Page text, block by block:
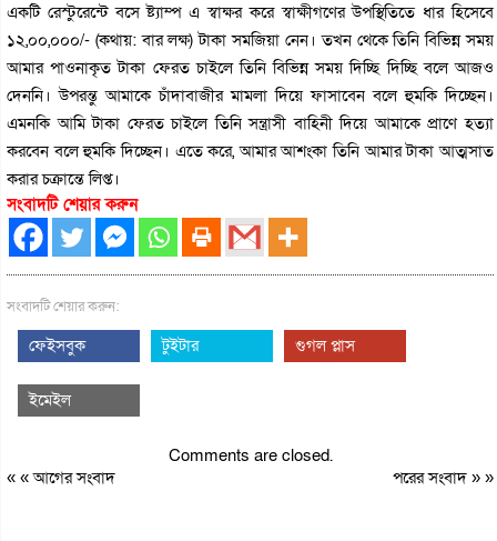
একটি রেস্টুরেন্টে বসে ষ্ট্যাম্প এ স্বাক্ষর করে স্বাক্ষীগণের উপস্থিতিতে ধার হিসেবে
১২,০০,০০০/- (কথায়: বার লক্ষ) টাকা সমজিয়া নেন। তখন থেকে তিনি বিভিন্ন সময়
আমার পাওনাকৃত টাকা ফেরত চাইলে তিনি বিভিন্ন সময় দিচ্ছি দিচ্ছি বলে আজও
দেননি। উপরন্তু আমাকে চাঁদাবাজীর মামলা দিয়ে ফাসাবেন বলে হুমকি দিচ্ছেন।
এমনকি আমি টাকা ফেরত চাইলে তিনি সন্ত্রাসী বাহিনী দিয়ে আমাকে প্রাণে হত্যা
করবেন বলে হুমকি দিচ্ছেন। এতে করে, আমার আশংকা তিনি আমার টাকা আত্মসাত
করার চক্রান্তে লিপ্ত।
সংবাদটি শেয়ার করুন
সংবাদটি শেয়ার করুন:
ফেইসবুক টুইটার গুগল প্লাস
ইমেইল
Comments are closed.
« «আগের সংবাদ পরের সংবাদ» »